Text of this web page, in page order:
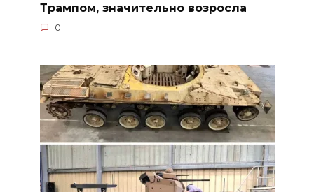
Трампом, значительно возросла
0